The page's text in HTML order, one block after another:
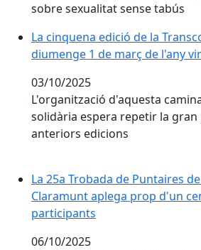
sobre sexualitat sense tabús
La cinquena edició de la
La cinquena edició de la
diumenge 1 de març de l'any
03/10/2025
L'organització d'aquesta
solidària espera repetir la gran
anteriors edicions
La 25a Trobada de Puntaires
La 25a Trobada de Puntaires
Claramunt aplega prop d'un
participants
06/10/2025